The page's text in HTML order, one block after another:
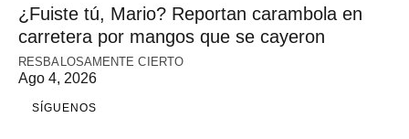
¿Fuiste tú, Mario? Reportan carambola en
carretera por mangos que se cayeron
RESBALOSAMENTE CIERTO
Ago 4, 2026
SÍGUENOS